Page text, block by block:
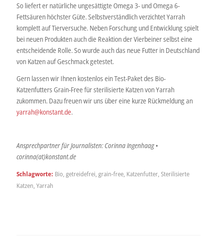
So liefert er natürliche ungesättigte Omega 3- und Omega 6-
Fettsäuren höchster Güte. Selbstverständlich verzichtet Yarrah
komplett auf Tierversuche. Neben Forschung und Entwicklung spielt
bei neuen Produkten auch die Reaktion der Vierbeiner selbst eine
entscheidende Rolle. So wurde auch das neue Futter in Deutschland
von Katzen auf Geschmack getestet.
Gern lassen wir Ihnen kostenlos ein Test-Paket des Bio-
Katzenfutters Grain-Free für sterilisierte Katzen von Yarrah
zukommen. Dazu freuen wir uns über eine kurze Rückmeldung an
yarrah@konstant.de.
Ansprechpartner für Journalisten: Corinna Ingenhaag •
corinna(at)konstant.de
Schlagworte: Bio, getreidefrei, grain-free, Katzenfutter, Sterilisierte
Katzen, Yarrah